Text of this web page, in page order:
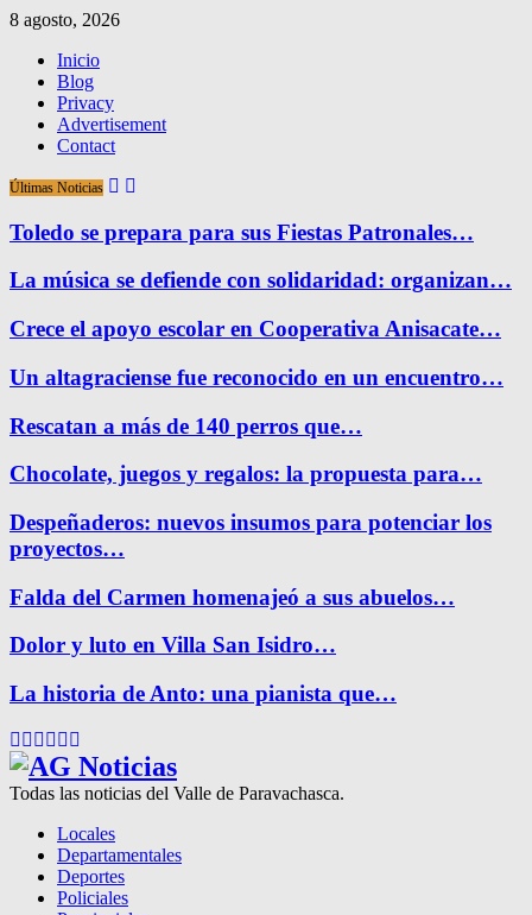
8 agosto, 2026
Inicio
Blog
Privacy
Advertisement
Contact
Últimas Noticias
Toledo se prepara para sus Fiestas Patronales…
La música se defiende con solidaridad: organizan…
Crece el apoyo escolar en Cooperativa Anisacate…
Un altagraciense fue reconocido en un encuentro…
Rescatan a más de 140 perros que…
Chocolate, juegos y regalos: la propuesta para…
Despeñaderos: nuevos insumos para potenciar los
proyectos…
Falda del Carmen homenajeó a sus abuelos…
Dolor y luto en Villa San Isidro…
La historia de Anto: una pianista que…
Facebook
Twitter
Instagram
Pinterest
Google
Todas las noticias del Valle de Paravachasca.
Locales
Departamentales
Deportes
Policiales